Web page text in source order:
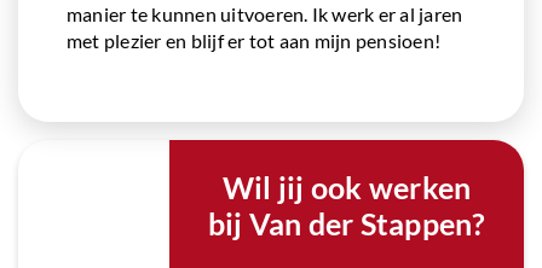
manier te kunnen uitvoeren. Ik werk er al jaren
met plezier en blijf er tot aan mijn pensioen!
Wil jij ook werken
bij Van der Stappen?